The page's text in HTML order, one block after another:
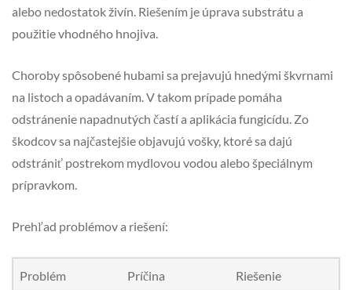
alebo nedostatok živín. Riešením je úprava substrátu a
použitie vhodného hnojiva.
Choroby spôsobené hubami sa prejavujú hnedými škvrnami
na listoch a opadávaním. V takom prípade pomáha
odstránenie napadnutých častí a aplikácia fungicídu. Zo
škodcov sa najčastejšie objavujú vošky, ktoré sa dajú
odstrániť postrekom mydlovou vodou alebo špeciálnym
prípravkom.
Prehľad problémov a riešení:
Problém Príčina Riešenie